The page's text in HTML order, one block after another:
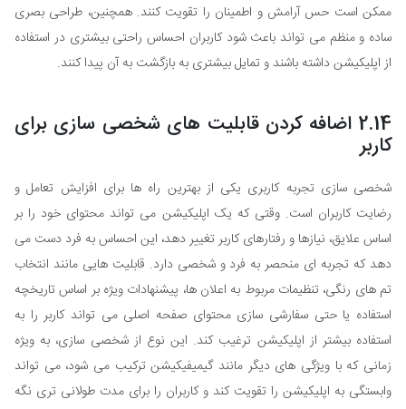
ممکن است حس آرامش و اطمینان را تقویت کنند. همچنین، طراحی بصری
ساده و منظم می تواند باعث شود کاربران احساس راحتی بیشتری در استفاده
از اپلیکیشن داشته باشند و تمایل بیشتری به بازگشت به آن پیدا کنند.
2.14 اضافه کردن قابلیت های شخصی سازی برای
کاربر
شخصی سازی تجربه کاربری یکی از بهترین راه ها برای افزایش تعامل و
رضایت کاربران است. وقتی که یک اپلیکیشن می تواند محتوای خود را بر
اساس علایق، نیازها و رفتارهای کاربر تغییر دهد، این احساس به فرد دست می
دهد که تجربه ای منحصر به فرد و شخصی دارد. قابلیت هایی مانند انتخاب
تم های رنگی، تنظیمات مربوط به اعلان ها، پیشنهادات ویژه بر اساس تاریخچه
استفاده یا حتی سفارشی سازی محتوای صفحه اصلی می تواند کاربر را به
استفاده بیشتر از اپلیکیشن ترغیب کند. این نوع از شخصی سازی، به ویژه
زمانی که با ویژگی های دیگر مانند گیمیفیکیشن ترکیب می شود، می تواند
وابستگی به اپلیکیشن را تقویت کند و کاربران را برای مدت طولانی تری نگه